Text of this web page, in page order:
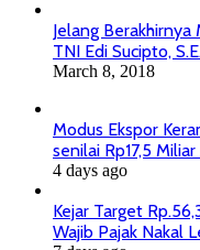
Jelang Berakhirnya
TNI Edi Sucipto,
March 8, 2018
Modus Ekspor
senilai Rp17,5
4 days ago
Kejar Target
Wajib Pajak Nakal